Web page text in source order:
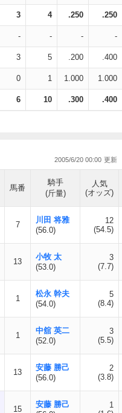
3 4 .250 .250
- - - -
3 5 .200 .400
0 1 1.000 1.000
6 10 .300 .400
2005/6/20 00:00
馬番
騎手
(斤量)
人気
(オッズ)
7
川田 将雅
(56.0)
12
(54.5)
13
小牧 太
(53.0)
3
(7.7)
1
松永 幹夫
(54.0)
5
(8.4)
1
中舘 英二
(52.0)
3
(5.5)
13
安藤 勝己
(56.0)
2
(3.8)
15
安藤 勝己
1